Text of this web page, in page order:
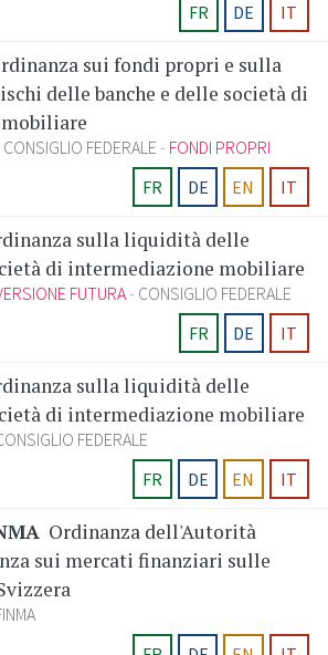
FR
DE IT
sui fondi propri e sulla
delle banche e delle società di
CONSIGLIO FEDERALE
FONDI PROPRI
FR
DE EN IT
sulla liquidità delle
di intermediazione mobiliare
FUTURA CONSIGLIO FEDERALE
FR
DE IT
sulla liquidità delle
di intermediazione mobiliare
FEDERALE
FR
DE EN IT
Ordinanza dell'Autorità
sui mercati finanziari sulle